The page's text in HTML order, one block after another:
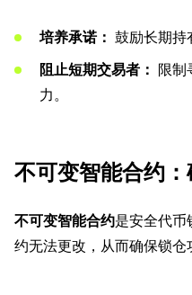
培养承诺： 鼓励长期持
阻止短期交易者： 限制
力。
不可变智能合约
不可变智能合约是安全代币
约无法更改，从而确保锁仓